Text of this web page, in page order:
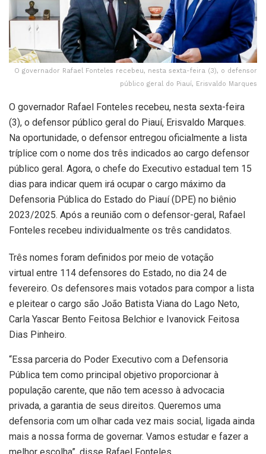
O governador Rafael Fonteles recebeu, nesta sexta-feira (3), o defensor
público geral do Piauí, Erisvaldo Marques
O governador Rafael Fonteles recebeu, nesta sexta-feira
(3), o defensor público geral do Piauí, Erisvaldo Marques.
Na oportunidade, o defensor entregou oficialmente a lista
tríplice com o nome dos três indicados ao cargo defensor
público geral. Agora, o chefe do Executivo estadual tem 15
dias para indicar quem irá ocupar o cargo máximo da
Defensoria Pública do Estado do Piauí (DPE) no biênio
2023/2025. Após a reunião com o defensor-geral, Rafael
Fonteles recebeu individualmente os três candidatos.
Três nomes foram definidos por meio de votação
virtual entre 114 defensores do Estado, no dia 24 de
fevereiro. Os defensores mais votados para compor a lista
e pleitear o cargo são João Batista Viana do Lago Neto,
Carla Yascar Bento Feitosa Belchior e Ivanovick Feitosa
Dias Pinheiro.
“Essa parceria do Poder Executivo com a Defensoria
Pública tem como principal objetivo proporcionar à
população carente, que não tem acesso à advocacia
privada, a garantia de seus direitos. Queremos uma
defensoria com um olhar cada vez mais social, ligada ainda
mais a nossa forma de governar. Vamos estudar e fazer a